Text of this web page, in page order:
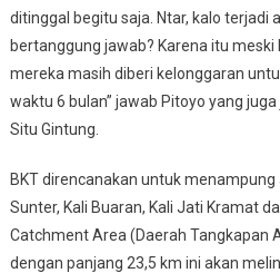
ditinggal begitu saja. Ntar, kalo terjadi
bertanggung jawab? Karena itu
mereka masih diberi kelonggaran
waktu 6 bulan” jawab Pitoyo yang
Situ Gintung.
BKT direncanakan untuk menampung
Sunter, Kali Buaran, Kali Jati Kramat
Catchment Area (Daerah Tangkapan
dengan panjang 23,5 km ini akan